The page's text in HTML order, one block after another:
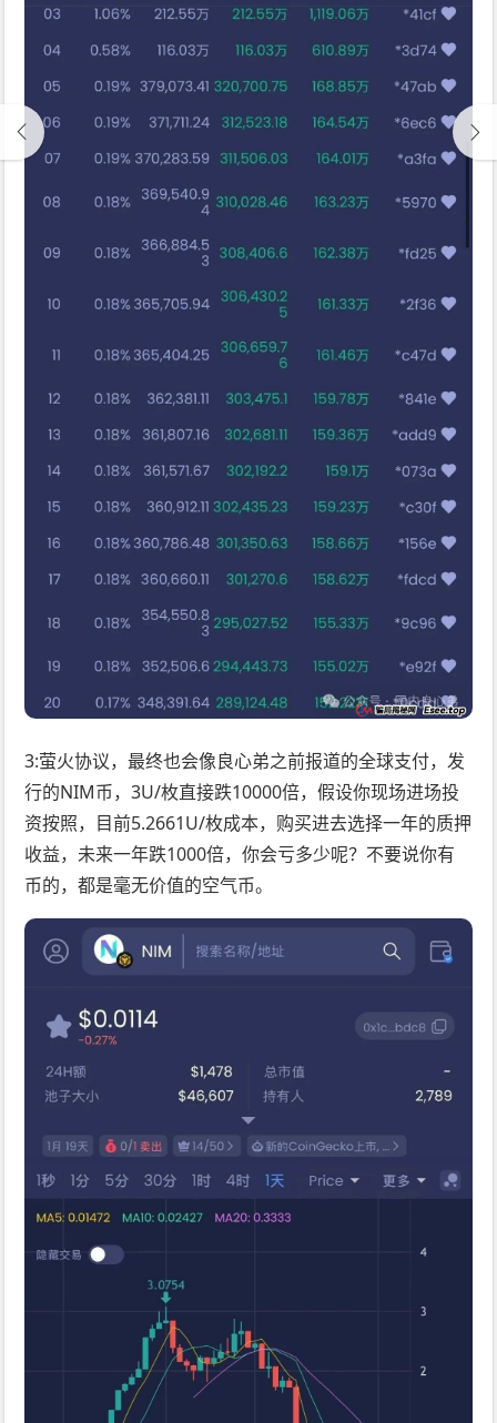
3:萤火协议，最终也会像良心弟之前报道的全球支付，发
行的NIM币，3U/枚直接跌10000倍，假设你现场进场投
资按照，目前5.2661U/枚成本，购买进去选择一年的质押
收益，未来一年跌1000倍，你会亏多少呢？不要说你有
币的，都是毫无价值的空气币。